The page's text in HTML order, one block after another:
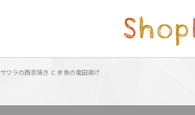
サワラの西京焼き と 赤魚の竜田揚げ